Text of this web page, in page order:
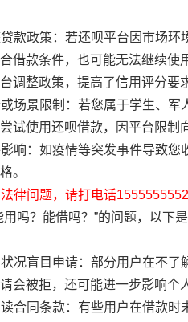
款政策：若还呗平台因市场
借款条件，也可能无法继续使
调整政策，提高了信用评分要
场景限制：若您属于学生、
试使用还呗借款，因平台限制
响：如疫情等突发事件导致
。
问题，请打电话
用吗？能借吗？”的问题，以下
况盲目申请：部分用户在不了
会被拒，还可能进一步影响个
合同条款：有些用户在借款